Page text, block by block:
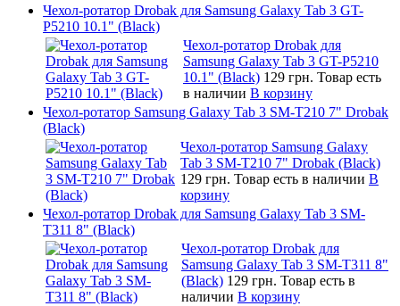
Чехол-ротатор Drobak для Samsung Galaxy Tab 3 GT-
P5210 10.1" (Black)
Чехол-ротатор Drobak для
Samsung Galaxy Tab 3 GT-P5210
10.1" (Black) 129 грн. Товар есть
в наличии В корзину
Чехол-ротатор Samsung Galaxy Tab 3 SM-T210 7" Drobak
(Black)
Чехол-ротатор Samsung Galaxy
Tab 3 SM-T210 7" Drobak (Black)
129 грн. Товар есть в наличии В
корзину
Чехол-ротатор Drobak для Samsung Galaxy Tab 3 SM-
T311 8" (Black)
Чехол-ротатор Drobak для
Samsung Galaxy Tab 3 SM-T311 8"
(Black) 129 грн. Товар есть в
наличии В корзину